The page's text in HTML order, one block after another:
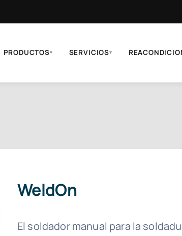
PRODUCTOS▾ SERVICIOS▾
WeldOn
El soldador manual para la